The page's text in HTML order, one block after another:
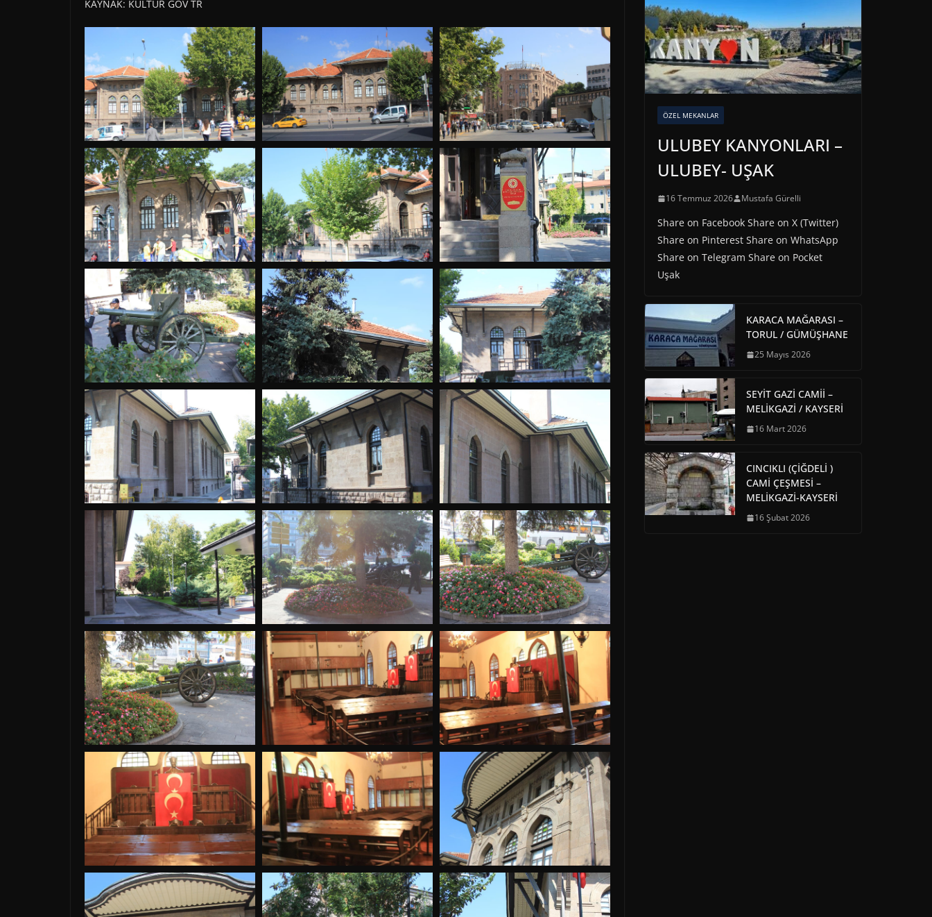
KAYNAK: KÜLTÜR GOV TR
ÖZEL MEKANLAR
ULUBEY KANYONLARI –
ULUBEY- UŞAK
16 Temmuz 2026 Mustafa Gürelli
Share on Facebook Share on X (Twitter)
Share on Pinterest Share on WhatsApp
Share on Telegram Share on Pocket
Uşak
KARACA MAĞARASI –
TORUL / GÜMÜŞHANE
25 Mayıs 2026
SEYİT GAZİ CAMİİ –
MELİKGAZİ / KAYSERİ
16 Mart 2026
CINCIKLI (ÇİĞDELİ )
CAMİ ÇEŞMESİ –
MELİKGAZİ-KAYSERİ
16 Şubat 2026